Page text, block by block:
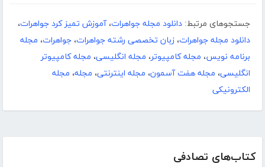
کتاب‌های تصادفی
جستجوهای مرتبط: دانلود مجله جواهرات،آموزش تمیز کرد جواهرات،
دانلود مجله جواهرات، زبان تخصصی رشته جواهرات، جواهرات، مجله
برنامه نویس، مجله کامپیوتر، مجله انگلیسی، مجله کامپیوتر
انگلیسی، مجله هفت آسمون، مجله اینترنتی، مجله، مجله
الکترونیکی